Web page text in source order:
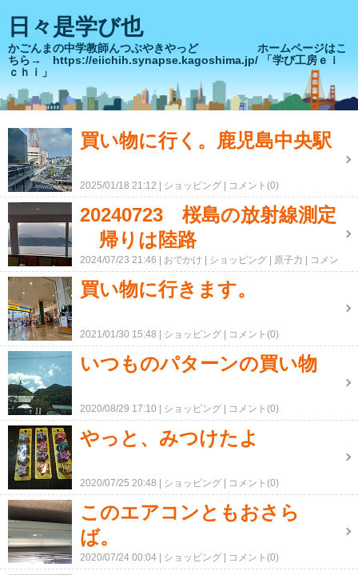
日々是学び也
かごんまの中学教師んつぶやきやっど ホームページはこ
ちら→ https://eiichih.synapse.kagoshima.jp/ 「学び工房ｅｉ
ｃｈｉ」
買い物に行く。鹿児島中央駅
2025/01/18 21:12 ショッピング コメント(0)
20240723 桜島の放射線測定
帰りは陸路
2024/07/23 21:46 おでかけ ショッピング 原子力
コメン
ト(0)
買い物に行きます。
2021/01/30 15:48 ショッピング コメント(0)
いつものパターンの買い物
2020/08/29 17:10 ショッピング コメント(0)
やっと、みつけたよ
2020/07/25 20:48 ショッピング コメント(0)
このエアコンともおさら
ば。
2020/07/24 00:04 ショッピング コメント(0)